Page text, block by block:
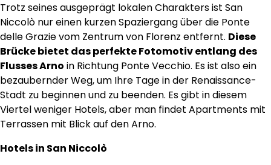
Trotz seines ausgeprägt lokalen Charakters ist San
Niccolò nur einen kurzen Spaziergang über die Ponte
delle Grazie vom Zentrum von Florenz entfernt. Diese
Brücke bietet das perfekte Fotomotiv entlang des
Flusses Arno in Richtung Ponte Vecchio. Es ist also ein
bezaubernder Weg, um Ihre Tage in der Renaissance-
Stadt zu beginnen und zu beenden. Es gibt in diesem
Viertel weniger Hotels, aber man findet Apartments mit
Terrassen mit Blick auf den Arno.
Hotels in San Niccolò